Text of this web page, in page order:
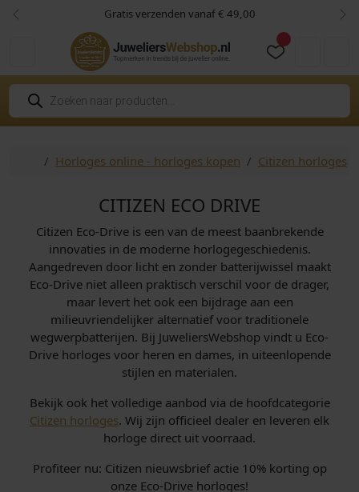
Skip to content
Skip to footer Niet goed? Geld retour!
Vorige
P
o
d
HomeHorloges online - horloges kopen Citizen horloges
CITIZEN ECO DRIVE
Citizen Eco-Drive is een van de meest baanbrekende
innovaties in de moderne horlogegeschiedenis.
Aangedreven door licht en zonder batterijwissel maakt
Eco-Drive niet alleen praktisch verschil voor de drager,
maar levert het ook een bijdrage aan een
milieuvriendelijker alternatief voor traditionele
wegwerpbatterijen. Bij JuweliersWebshop vindt u Eco-
Drive horloges voor heren en dames, in uiteenlopende
stijlen en materialen.
Bekijk ook het volledige aanbod via de hoofdcategorie
Citizen horloges. Wij zijn officieel dealer en leveren elk
horloge direct uit voorraad.
Profiteer nu: Citizen nieuwsbrief actie 10% korting op
onze Eco-Drive horloges!